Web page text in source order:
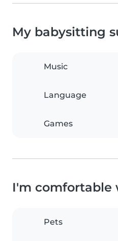
My babysitting
Music
Language
Games
I'm comfortable
Pets